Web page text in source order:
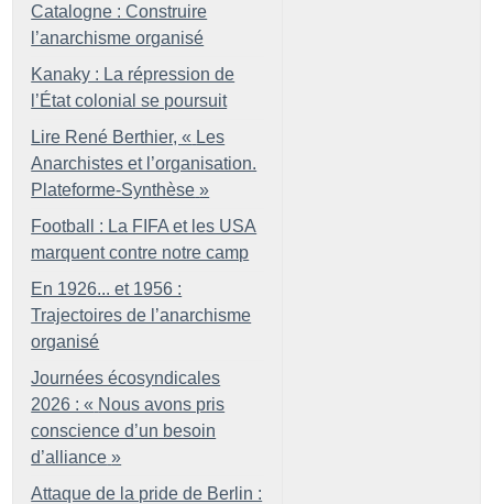
Catalogne : Construire
l’anarchisme organisé
Kanaky : La répression de
l’État colonial se poursuit
Lire René Berthier, « Les
Anarchistes et l’organisation.
Plateforme-Synthèse »
Football : La FIFA et les USA
marquent contre notre camp
En 1926... et 1956 :
Trajectoires de l’anarchisme
organisé
Journées écosyndicales
2026 : « Nous avons pris
conscience d’un besoin
d’alliance »
Attaque de la pride de Berlin :